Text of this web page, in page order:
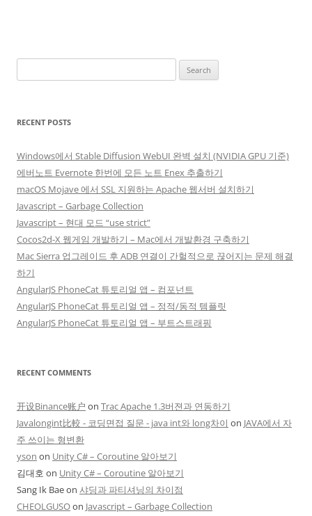
for:
RECENT POSTS
Windows에서 Stable Diffusion WebUI 완벽 설치 (NVIDIA GPU 기준)
에버노트 Evernote 한번에 모든 노트 Enex 추출하기
macOS Mojave 에서 SSL 지원하는 Apache 웹서버 설치하기
Javascript – Garbage Collection
Javascript – 현대 모드 “use strict”
Cocos2d-X 웹게임 개발하기 – Mac에서 개발환경 구축하기
Mac Sierra 업그레이드 후 ADB 연결이 간헐적으로 끊어지는 문제 해결
하기
AngularJS PhoneCat 튜토리얼 앱 – 컴포넌트
AngularJS PhoneCat 튜토리얼 앱 – 정적/동적 템플릿
AngularJS PhoneCat 튜토리얼 앱 – 부트스트래핑
RECENT COMMENTS
开设Binance账户 on Trac Apache 1.3버젼과 연동하기
Javalongint比較 - 코딩면접 질문 - java int와 long차이 on JAVA에서 자
주 쓰이는 형변환
yson on Unity C# – Coroutine 알아보기
김대호 on Unity C# – Coroutine 알아보기
Sang Ik Baeon 샤딩과 파티셔닝의 차이점
CHEOLGUSOon Javascript – Garbage Collection